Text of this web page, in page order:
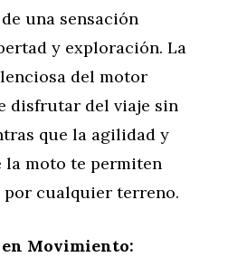
una sensación
y exploración. La
del motor
disfrutar del viaje sin
que la agilidad y
la moto te permiten
cualquier terreno.
Movimiento: